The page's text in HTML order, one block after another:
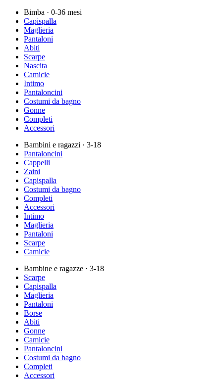
Bimba · 0-36 mesi
Capispalla
Maglieria
Pantaloni
Abiti
Scarpe
Nascita
Camicie
Intimo
Pantaloncini
Costumi da bagno
Gonne
Completi
Accessori
Bambini e ragazzi · 3-18
Pantaloncini
Cappelli
Zaini
Capispalla
Costumi da bagno
Completi
Accessori
Intimo
Maglieria
Pantaloni
Scarpe
Camicie
Bambine e ragazze · 3-18
Scarpe
Capispalla
Maglieria
Pantaloni
Borse
Abiti
Gonne
Camicie
Pantaloncini
Costumi da bagno
Completi
Accessori